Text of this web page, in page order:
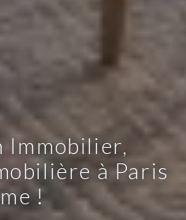
Immobilier,
à Paris
!